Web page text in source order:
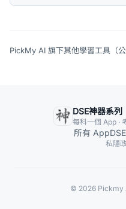
PickMy AI 旗下其他學習工具（
DSE神器系列
每科一個 App ·
所有 App
私隱
© 2026 Pickmy